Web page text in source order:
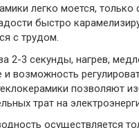
легко моется, только
быстро
с трудом.
2-3 секунды, нагрев,
и возможность
позволяют
трат на
осуществляется